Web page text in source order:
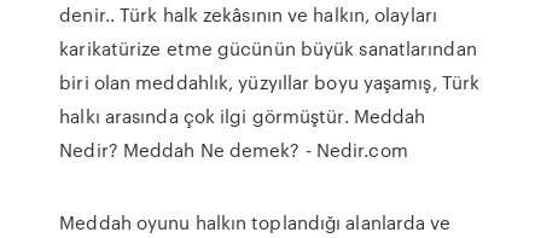
denir.. Türk halk zekâsının ve halkın, olayları
karikatürize etme gücünün büyük sanatlarından
biri olan meddahlık, yüzyıllar boyu yaşamış, Türk
halkı arasında çok ilgi görmüştür. Meddah
Nedir? Meddah Ne demek? - Nedir.com
Meddah oyunu halkın toplandığı alanlarda ve